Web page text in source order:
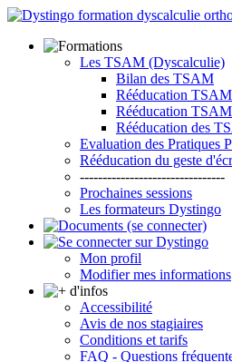
Les TSAM (Dyscalculie)
Bilan des TSAM
Rééducation
Rééducation
Rééducation des
Evaluation des Pratiques
Rééducation du geste
--------------------------------
Prochaines sessions
Les formateurs Dystingo
Mon profil
Modifier mes informations
Accessibilité
Avis de nos stagiaires
Conditions et tarifs
FAQ - Questions